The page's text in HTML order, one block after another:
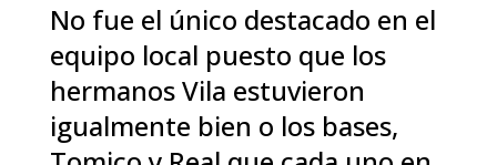
No fue el único destacado en el
equipo local puesto que los
hermanos Vila estuvieron
igualmente bien o los bases,